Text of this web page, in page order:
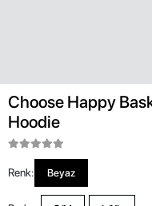
Choose Happy
Hoodie
Renk: Beyaz